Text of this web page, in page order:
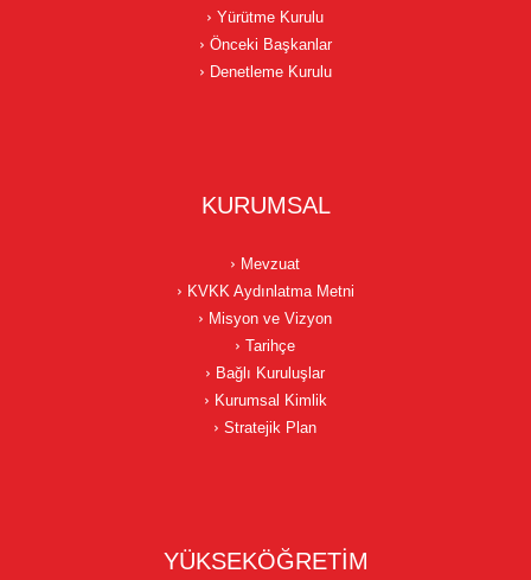
Yürütme Kurulu
Önceki Başkanlar
Denetleme Kurulu
KURUMSAL
Mevzuat
KVKK Aydınlatma Metni
Misyon ve Vizyon
Tarihçe
Bağlı Kuruluşlar
Kurumsal Kimlik
Stratejik Plan
YÜKSEKÖĞRETİM